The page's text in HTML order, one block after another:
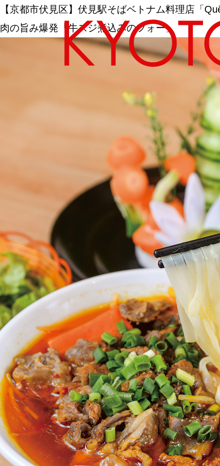
エリアから探す
カテゴリーから探す
SPECIAL
SERIES
カレーが好き
京都おやつクラブ
私と店のはなし
今月の京みやげ
京都の書店
【京都市伏見区】伏見駅そばベトナム料理店「
肉の旨み爆発「牛スジ煮込みのフォー」